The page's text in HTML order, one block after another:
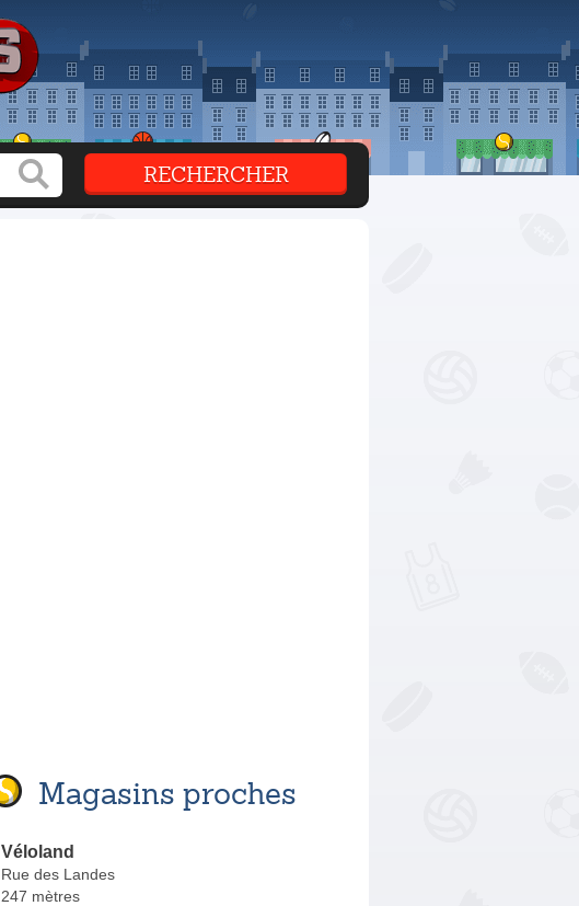
Magasins proches
Véloland
Rue des Landes
247 mètres